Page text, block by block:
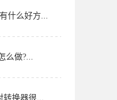
什么好方...
么做?...
转换器很...